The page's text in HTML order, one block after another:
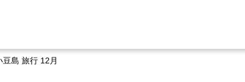
豆島 旅行 12月